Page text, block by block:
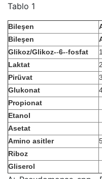
Tablo 1
Bileşen
Bileşen
Glikoz/Glikoz-­‐6-­‐fosfat 1
Laktat
2
Pirüvat
3
Glukonat
Propionat
Etanol
Asetat
Amino asitler
Riboz
Gliserol